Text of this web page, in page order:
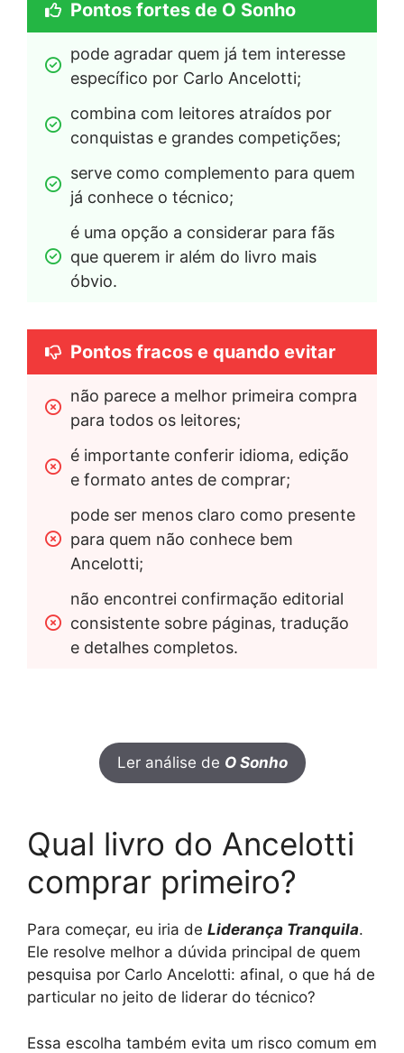
Pontos fortes de O Sonho
pode agradar quem já tem interesse
específico por Carlo Ancelotti;
combina com leitores atraídos por
conquistas e grandes competições;
serve como complemento para quem
já conhece o técnico;
é uma opção a considerar para fãs
que querem ir além do livro mais
óbvio.
Pontos fracos e quando evitar
não parece a melhor primeira compra
para todos os leitores;
é importante conferir idioma, edição
e formato antes de comprar;
pode ser menos claro como presente
para quem não conhece bem
Ancelotti;
não encontrei confirmação editorial
consistente sobre páginas, tradução
e detalhes completos.
Ler análise de O Sonho
Qual livro do Ancelotti
comprar primeiro?
Para começar, eu iria de Liderança Tranquila.
Ele resolve melhor a dúvida principal de quem
pesquisa por Carlo Ancelotti: afinal, o que há de
particular no jeito de liderar do técnico?
Essa escolha também evita um risco comum em